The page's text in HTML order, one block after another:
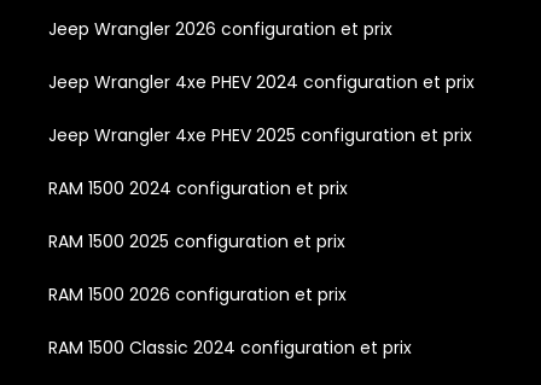
Jeep Wrangler 2026 configuration et prix
Jeep Wrangler 4xe PHEV 2024 configuration et prix
Jeep Wrangler 4xe PHEV 2025 configuration et prix
RAM 1500 2024 configuration et prix
RAM 1500 2025 configuration et prix
RAM 1500 2026 configuration et prix
RAM 1500 Classic 2024 configuration et prix